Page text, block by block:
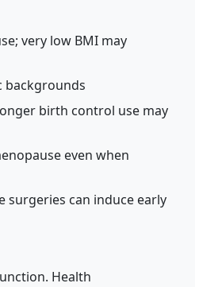
very low BMI may
backgrounds
birth control use may
even when
surgeries can induce early
Health